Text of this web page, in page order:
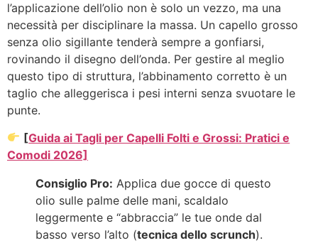
l’applicazione dell’olio non è solo un vezzo, ma una
necessità per disciplinare la massa. Un capello grosso
senza olio sigillante tenderà sempre a gonfiarsi,
rovinando il disegno dell’onda. Per gestire al meglio
questo tipo di struttura, l’abbinamento corretto è un
taglio che alleggerisca i pesi interni senza svuotare le
punte.
[Guida ai Tagli per Capelli Folti e Grossi: Pratici e
Comodi 2026]
Consiglio Pro: Applica due gocce di questo
olio sulle palme delle mani, scaldalo
leggermente e “abbraccia” le tue onde dal
basso verso l’alto (tecnica dello scrunch).